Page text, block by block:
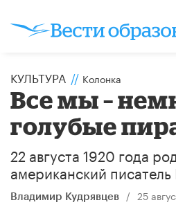
КУЛЬТУРА // Колонка
​Все мы –
голубые
22 августа 1920 года
американский
Владимир Кудрявцев / 25